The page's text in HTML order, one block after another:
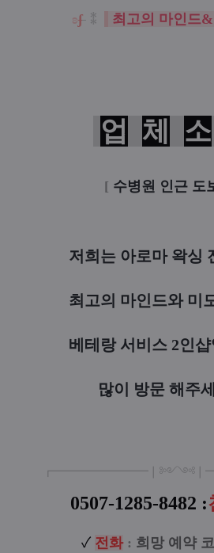
ʚʃ ⁑ 최고의 마인드
업 체 소
[ 수병원 인근 도
저희는 아로마 왁싱
최고의 마인드와 미
베테랑 서비스 2인
많이 방문 해주
┏━━━━━━━━ ❘༻༺❘
0507-1285-8482 :
✓ 전화 : 희망 예약